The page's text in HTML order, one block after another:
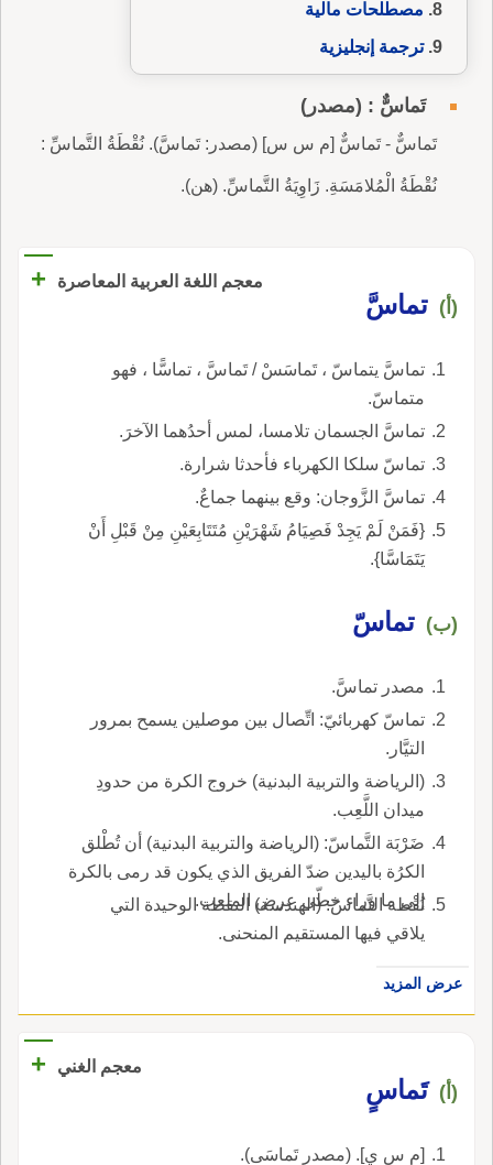
مصطلحات مالية
ترجمة إنجليزية
تَماسٌّ : (مصدر)
تَماسٌّ - تَماسٌّ [م س س] (مصدر: تَماسَّ). نُقْطَةُ التَّماسِّ :
نُقْطَةُ الْمُلامَسَةِ. زَاوِيَةُ التَّماسِّ. (هن).
معجم اللغة العربية المعاصرة +
(أ) تماسَّ
تماسَّ يتماسّ ، تَماسَسْ / تَماسَّ ، تماسًّا ، فهو
متماسّ.
تماسَّ الجسمان تلامسا، لمس أحدُهما الآخرَ.
تماسّ سلكا الكهرباء فأحدثا شرارة.
تماسَّ الزَّوجان: وقع بينهما جماعٌ.
{فَمَنْ لَمْ يَجِدْ فَصِيَامُ شَهْرَيْنِ مُتَتَابِعَيْنِ مِنْ قَبْلِ أَنْ
يَتَمَاسَّا}.
(ب) تماسّ
مصدر تماسَّ.
تماسّ كهربائيّ: اتِّصال بين موصلين يسمح بمرور
التيَّار.
(الرياضة والتربية البدنية) خروج الكرة من حدودِ
ميدان اللَّعِب.
ضَرْبَة التَّماسّ: (الرياضة والتربية البدنية) أن تُطْلق
الكرُة باليدين ضدّ الفريق الذي يكون قد رمى بالكرة
إلى ما وراء خطّي عرض الملعب.
نُقْطة التَّماسّ: (الهندسة) النقطة الوحيدة التي
يلاقي فيها المستقيم المنحنى.
عرض المزيد
معجم الغني +
(أ) تَماسٍ
[م س ي]. (مصدر تَماسَى).